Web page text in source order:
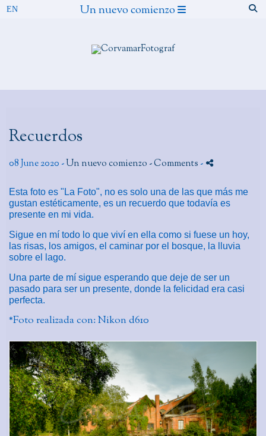
Un nuevo comienzo
Recuerdos
08 June 2020 -Un nuevo comienzo - Comments -
Esta foto es "La Foto", no es solo una de las que más me
gustan estéticamente, es un recuerdo que todavía es
presente en mi vida.
Sigue en mí todo lo que viví en ella como si fuese un hoy,
las risas, los amigos, el caminar por el bosque, la lluvia
sobre el lago.
Una parte de mí sigue esperando que deje de ser un
pasado para ser un presente, donde la felicidad era casi
perfecta.
*Foto realizada con: Nikon d610